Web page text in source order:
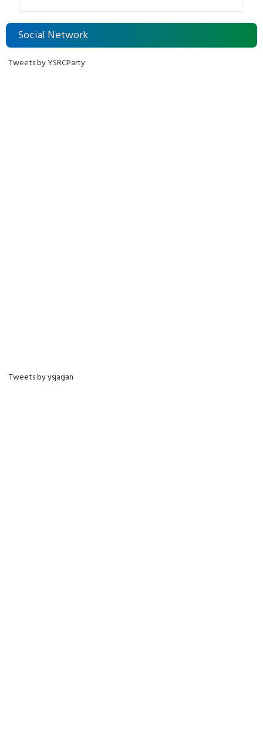
Social Network
Tweets by YSRCParty
Tweets by ysjagan